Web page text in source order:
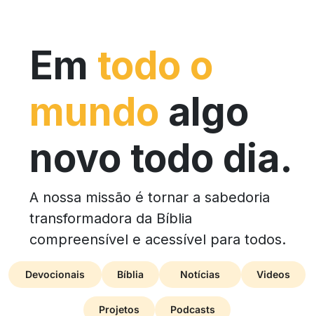
Em todo o
mundo algo
novo todo dia.
A nossa missão é tornar a sabedoria
transformadora da Bíblia
compreensível e acessível para todos.
Devocionais Bíblia Notícias Videos
Projetos Podcasts